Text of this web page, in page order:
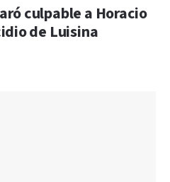
culpable a Horacio
de Luisina